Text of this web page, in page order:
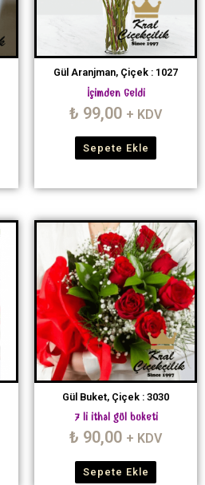
Gül Aranjman, Çiçek : 1027
İçimden Geldi
₺ 99,00 + KDV
Sepete Ekle
Gül Buket, Çiçek : 3030
7 li ithal gül buketi
₺ 90,00 + KDV
Sepete Ekle